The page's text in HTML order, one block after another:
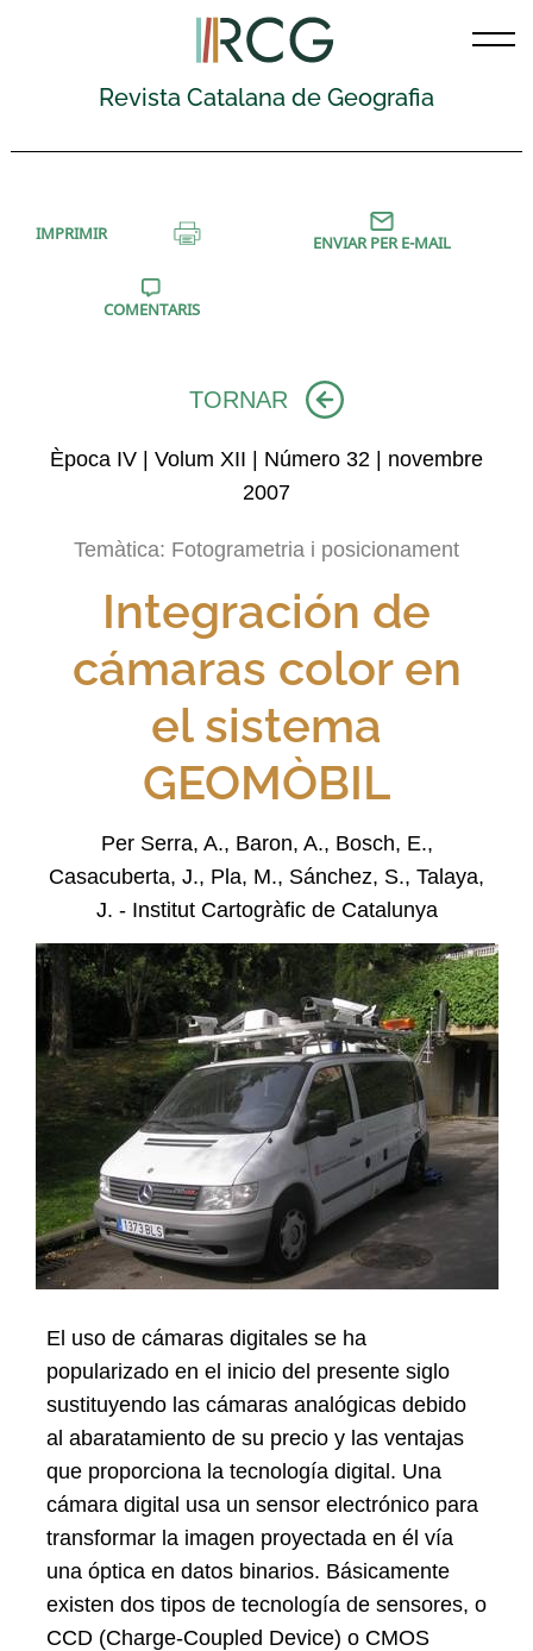
Revista Catalana de Geografia
IMPRIMIR ENVIAR PER E-MAIL
COMENTARIS
TORNAR
Època IV | Volum XII | Número 32 | novembre
2007
Temàtica: Fotogrametria i posicionament
Integración de
cámaras color en
el sistema
GEOMÒBIL
Per Serra, A., Baron, A., Bosch, E.,
Casacuberta, J., Pla, M., Sánchez, S., Talaya,
J. - Institut Cartogràfic de Catalunya
El uso de cámaras digitales se ha
popularizado en el inicio del presente siglo
sustituyendo las cámaras analógicas debido
al abaratamiento de su precio y las ventajas
que proporciona la tecnología digital. Una
cámara digital usa un sensor electrónico para
transformar la imagen proyectada en él vía
una óptica en datos binarios. Básicamente
existen dos tipos de tecnología de sensores, o
CCD (Charge-Coupled Device) o CMOS